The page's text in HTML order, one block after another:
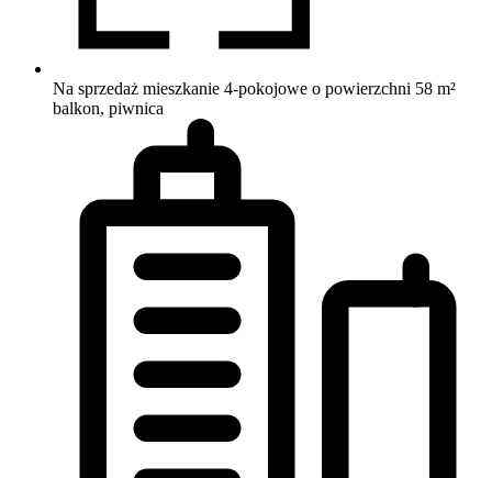
Na sprzedaż mieszkanie 4-pokojowe o powierzchni 58 m²
balkon, piwnica